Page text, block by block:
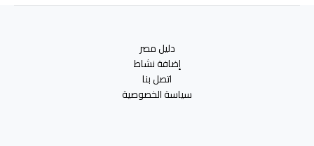
دليل مصر
إضافة نشاط
اتصل بنا
سياسة الخصوصية